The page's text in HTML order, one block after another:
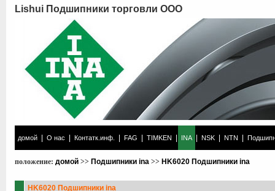
Lishui Подшипники торговли ООО
домой О нас Контатк.инф. FAG TIMKEN INA NSK NTN
положение: домой >> Подшипники ina >> HK6020 Подшипники ina
HK6020 Подшипники ina